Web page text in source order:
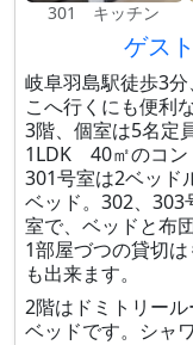
301 キッチン
ゲス
岐阜羽島駅徒歩3
こへ行くにも便利
3階、個室は5名定
1LDK 40㎡のコン
301号室は2ベッド
ベッド。302、303
室で、ベッドと布
1部屋づつの貸切
も出来ます。
2階はドミトリー
ベッドです。シャ